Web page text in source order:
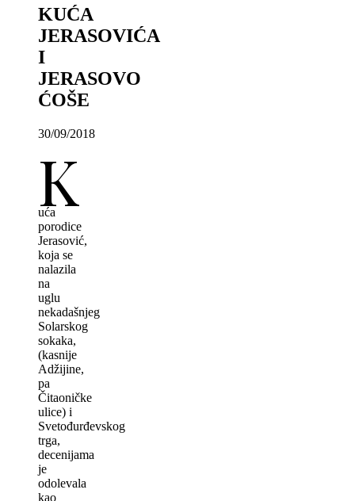
KUĆA
JERASOVIĆA
I
JERASOVO
ĆOŠE
30/09/2018
K
uća
porodice
Jerasović,
koja se
nalazila
na
uglu
nekadašnjeg
Solarskog
sokaka,
(kasnije
Adžijine,
pa
Čitaoničke
ulice) i
Svetođurđevskog
trga,
decenijama
je
odolevala
kao